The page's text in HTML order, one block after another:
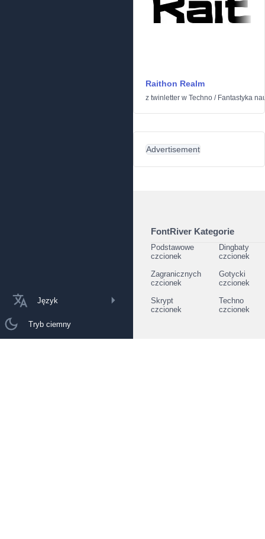
Język
Tryb ciemny
Raithon Realm
z twinletter w Techno / Fantastyka
Advertisement
FontRiver Kategorie
Podstawowe
czcionek
Dingbaty
czcionek
Zagranicznych
czcionek
Gotycki
czcionek
Skrypt
czcionek
Techno
czcionek